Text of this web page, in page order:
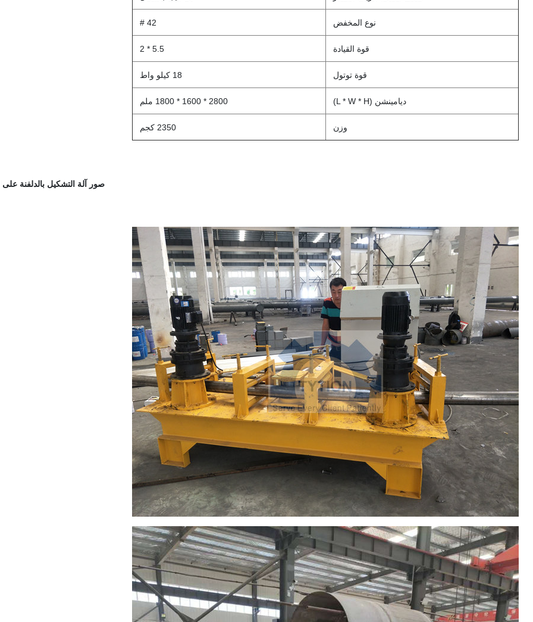
نوع المخفض 42 #
قوة القيادة 5.5 * 2
قوة توتول 18 كيلو واط
ديامينشن (L * W * H) 2800 * 1600 * 1800 ملم
وزن 2350 كجم
صور آلة التشكيل بالدلفنة على